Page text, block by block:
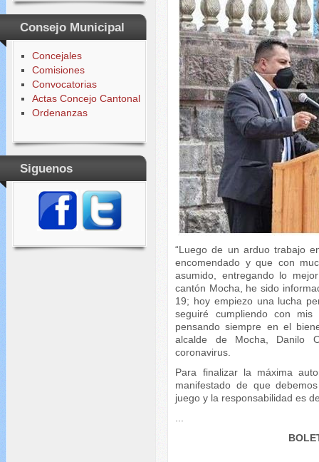
Consejo Municipal
Concejales
Comisiones
Convocatorias
Actas Concejo Cantonal
Ordenanzas
Siguenos
“Luego de un arduo trabajo
encomendado y que con
asumido, entregando lo
cantón Mocha, he sido
19; hoy empiezo una lucha
seguiré cumpliendo con
pensando siempre en el
alcalde de Mocha, Danilo
coronavirus.
Para finalizar la máxima
manifestado de que
juego y la responsabilidad es